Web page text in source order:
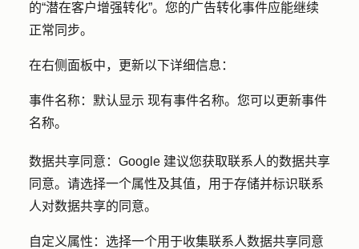
的“潜在客户增强转化”。您的广告转化事件应能继续
正常同步。
在右侧面板中，更新以下详细信息：
事件名称：默认显示 现有事件名称。您可以更新事件
名称。
数据共享同意：Google 建议您获取联系人的数据共享
同意。请选择一个属性及其值，用于存储并标识联系
人对数据共享的同意。
自定义属性：选择一个用于收集联系人数据共享同意